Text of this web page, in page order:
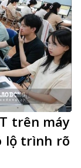
trên máy
lộ trình rõ